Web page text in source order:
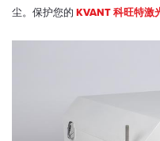
尘。保护您的 KVANT 科旺特激